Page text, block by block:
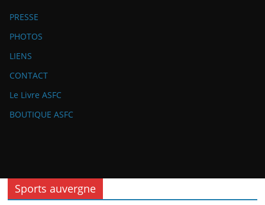
PRESSE
PHOTOS
LIENS
CONTACT
Le Livre ASFC
BOUTIQUE ASFC
Sports auvergne